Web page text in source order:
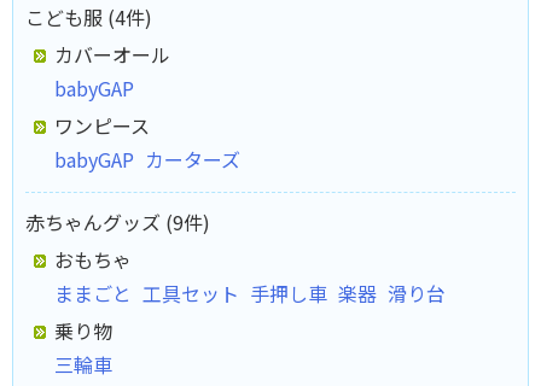
こども服 (4件)
カバーオール
babyGAP
ワンピース
babyGAP カーターズ
赤ちゃんグッズ (9件)
おもちゃ
ままごと 工具セット 手押し車 楽器 滑り台
乗り物
三輪車